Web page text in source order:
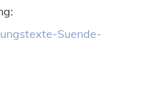
Suende-